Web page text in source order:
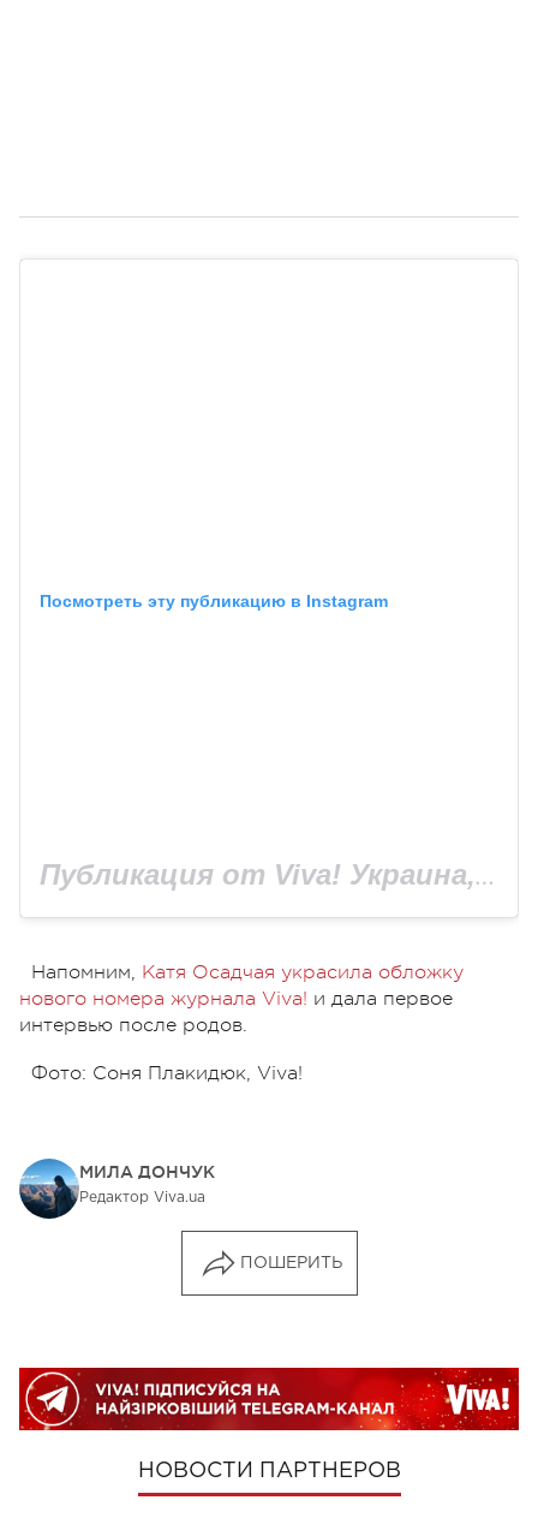
Посмотреть эту публикацию в Instagram
Публикация от Viva! Украина, сайт Viva.ua (@viva_ukraine_magazine)
Напомним, Катя Осадчая украсила обложку
нового номера журнала Viva! и дала первое
интервью после родов.
Фото: Соня Плакидюк, Viva!
МИЛА ДОНЧУК
Редактор Viva.ua
ПОШЕРИТЬ
НОВОСТИ ПАРТНЕРОВ